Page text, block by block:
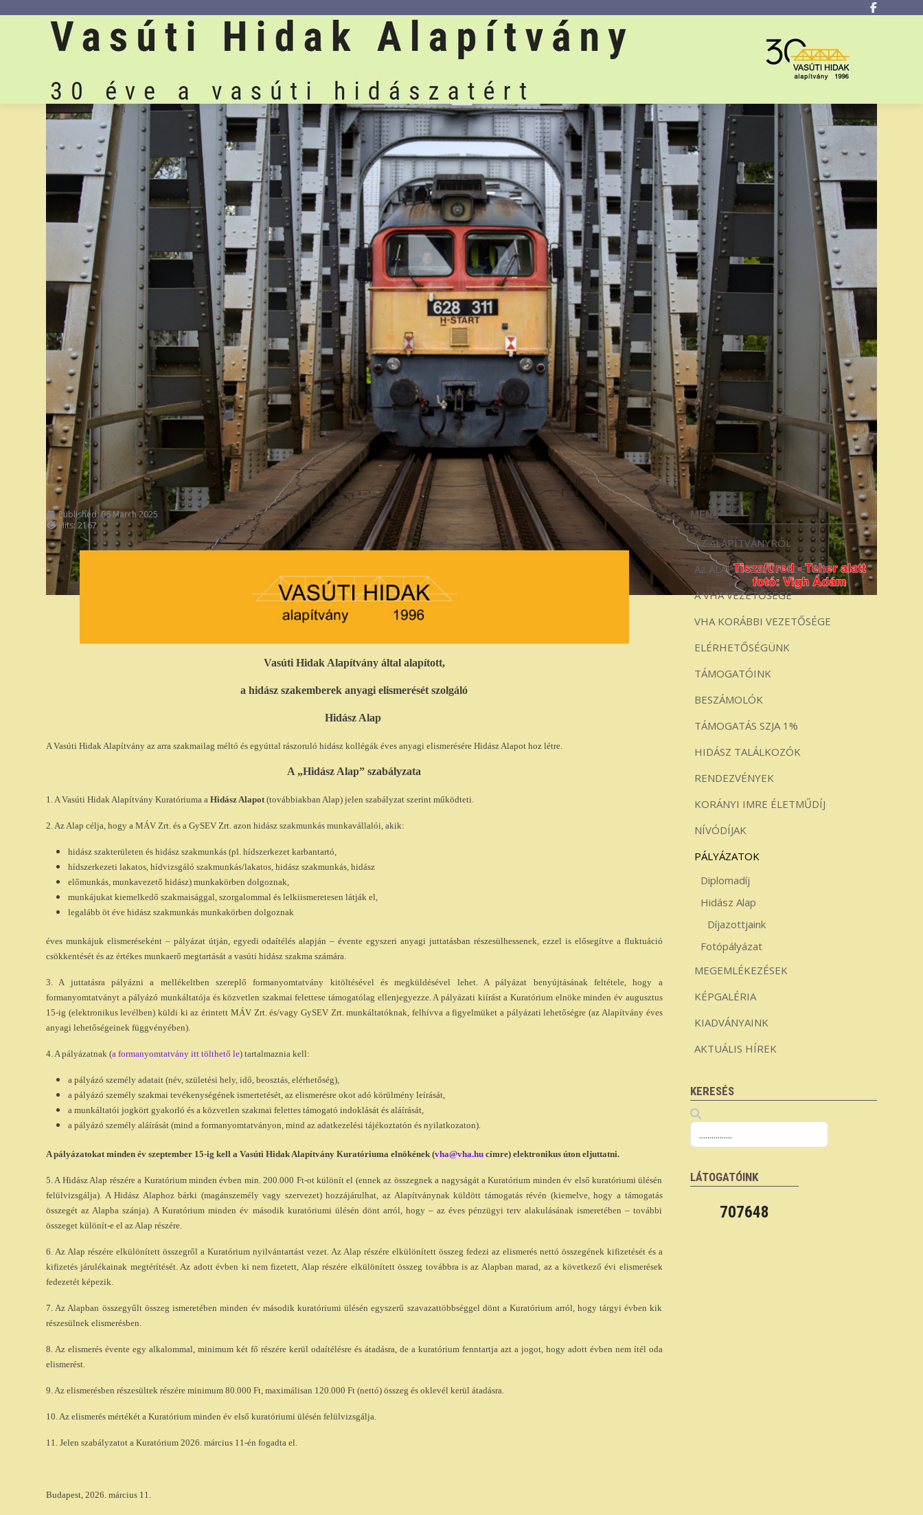
Published: 06 March 2025
Hits: 2167
Vasúti Hidak Alapítvány által alapított,
a hidász szakemberek anyagi elismerését szolgáló
Hidász Alap
A Vasúti Hidak Alapítvány az arra szakmailag méltó és egyúttal rászoruló hidász kollégák éves anyagi elismerésére Hidász Alapot hoz létre.
A „Hidász Alap” szabályzata
1. A Vasúti Hidak Alapítvány Kuratóriuma a Hidász Alapot(továbbiakban Alap) jelen szabályzat szerint működteti.
2. Az Alap célja, hogy a MÁV Zrt. és a GySEV Zrt. azon hidász szakmunkás munkavállalói, akik:
hidász szakterületen és hidász szakmunkás (pl. hídszerkezet karbantartó,
hídszerkezeti lakatos, hídvizsgáló szakmunkás/lakatos, hidász szakmunkás, hidász
előmunkás, munkavezető hidász) munkakörben dolgoznak,
munkájukat kiemelkedő szakmaisággal, szorgalommal és lelkiismeretesen látják el,
legalább öt éve hidász szakmunkás munkakörben dolgoznak
éves munkájuk elismeréseként – pályázat útján, egyedi odaítélés alapján – évente egyszeri anyagi juttatásban részesülhessenek, ezzel is elősegítve a fluktuáció
csökkentését és az értékes munkaerő megtartását a vasúti hidász szakma számára.
3. A juttatásra pályázni a mellékeltben szereplő formanyomtatvány kitöltésével és megküldésével lehet. A pályázat benyújtásának feltétele, hogy a
formanyomtatványt a pályázó munkáltatója és közvetlen szakmai felettese támogatólag ellenjegyezze. A pályázati kiírást a Kuratórium elnöke minden év augusztus
15-ig (elektronikus levélben) küldi ki az érintett MÁV Zrt. és/vagy GySEV Zrt. munkáltatóknak, felhívva a figyelmüket a pályázati lehetőségre (az Alapítvány éves
anyagi lehetőségeinek függvényében).
4. A pályázatnak (a formanyomtatvány itt tölthető le) tartalmaznia kell:
a pályázó személy adatait (név, születési hely, idő, beosztás, elérhetőség),
a pályázó személy szakmai tevékenységének ismertetését, az elismerésre okot adó körülmény leírását,
a munkáltatói jogkört gyakorló és a közvetlen szakmai felettes támogató indoklását és aláírását,
a pályázó személy aláírását (mind a formanyomtatványon, mind az adatkezelési tájékoztatón és nyilatkozaton).
A pályázatokat minden év szeptember 15-ig kell a Vasúti Hidak Alapítvány Kuratóriuma elnökének (vha@vha.hu címre) elektronikus úton eljuttatni.
5. A Hidász Alap részére a Kuratórium minden évben min. 200.000 Ft-ot különít el (ennek az összegnek a nagyságát a Kuratórium minden év első kuratóriumi ülésén
felülvizsgálja). A Hidász Alaphoz bárki (magánszemély vagy szervezet) hozzájárulhat, az Alapítványnak küldött támogatás révén (kiemelve, hogy a támogatás
összegét az Alapba szánja). A Kuratórium minden év második kuratóriumi ülésén dönt arról, hogy – az éves pénzügyi terv alakulásának ismeretében – további
összeget különít-e el az Alap részére.
6. Az Alap részére elkülönített összegről a Kuratórium nyilvántartást vezet. Az Alap részére elkülönített összeg fedezi az elismerés nettó összegének kifizetését és a
kifizetés járulékainak megtérítését. Az adott évben ki nem fizetett, Alap részére elkülönített összeg továbbra is az Alapban marad, az a következő évi elismerések
fedezetét képezik.
7. Az Alapban összegyűlt összeg ismeretében minden év második kuratóriumi ülésén egyszerű szavazattöbbséggel dönt a Kuratórium arról, hogy tárgyi évben kik
részesülnek elismerésben.
8. Az elismerés évente egy alkalommal, minimum két fő részére kerül odaítélésre és átadásra, de a kuratórium fenntartja azt a jogot, hogy adott évben nem ítél oda
elismerést.
9. Az elismerésben részesültek részére minimum 80.000 Ft, maximálisan 120.000 Ft (nettó) összeg és oklevél kerül átadásra.
10. Az elismerés mértékét a Kuratórium minden év első kuratóriumi ülésén felülvizsgálja.
11. Jelen szabályzatot a Kuratórium 2026. március 11-én fogadta el.
Budapest, 2026. március 11.
MENÜ
AZ ALAPÍTVÁNYRÓL
Az ALAPÍTVÁNY KÜLDETÉSE
A VHA VEZETŐSÉGE
VHA KORÁBBI VEZETŐSÉGE
ELÉRHETŐSÉGÜNK
TÁMOGATÓINK
BESZÁMOLÓK
TÁMOGATÁS SZJA 1%
HIDÁSZ TALÁLKOZÓK
RENDEZVÉNYEK
KORÁNYI IMRE ÉLETMŰDÍJ
NÍVÓDÍJAK
PÁLYÁZATOK
Diplomadíj
Hidász Alap
Díjazottjaink
Fotópályázat
MEGEMLÉKEZÉSEK
KÉPGALÉRIA
KIADVÁNYAINK
AKTUÁLIS HÍREK
KERESÉS
LÁTOGATÓINK
707648